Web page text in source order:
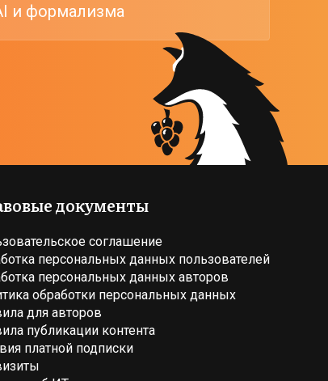
и формализма
документы
соглашение
персональных данных пользователей
персональных данных авторов
обработки персональных данных
для авторов
публикации контента
платной подписки